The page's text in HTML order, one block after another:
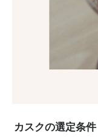
カスクの選定条件